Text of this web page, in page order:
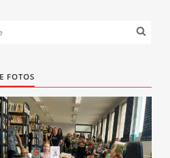
FOTOS